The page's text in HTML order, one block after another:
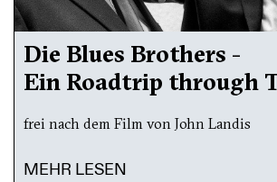
Die Blues Brothers -
Ein Roadtrip through
frei nach dem Film von John Landis
MEHR LESEN